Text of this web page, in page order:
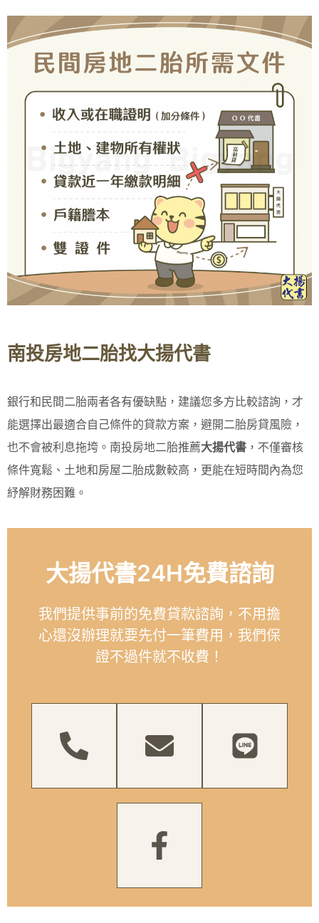
南投房地二胎找大揚代書
銀行和民間二胎兩者各有優缺點，建議您多方比較諮詢，才
能選擇出最適合自己條件的貸款方案，避開二胎房貸風險，
也不會被利息拖垮。南投房地二胎推薦大揚代書 ，不僅審核
條件寬鬆、土地和房屋二胎成數較高，更能在短時間內為您
紓解財務困難。
大揚代書24H免費諮詢
我們提供事前的免費貸款諮詢，不用擔
心還沒辦理就要先付一筆費用，我們保
證不過件就不收費！